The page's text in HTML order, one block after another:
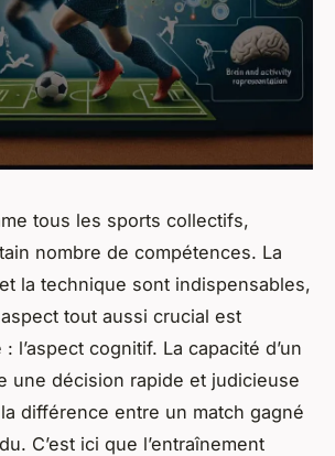
tous les sports collectifs,
nombre de compétences. La
la technique sont indispensables,
tout aussi crucial est
l’aspect cognitif. La capacité d’un
une décision rapide et judicieuse
différence entre un match gagné
C’est ici que l’entraînement